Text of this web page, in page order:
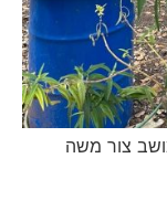
צור משה